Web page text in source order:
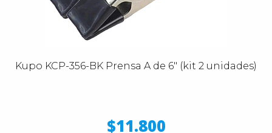
Kupo KCP-356-BK Prensa A de 6" (kit 2 unidades)
$11.800